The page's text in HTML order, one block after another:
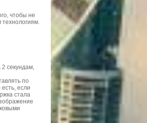
чтобы не
секундам,
по
если
стала